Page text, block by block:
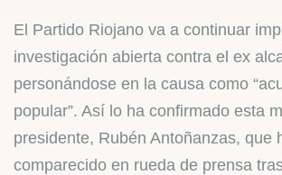
El Partido Riojano va a continuar
investigación abierta contra el ex
personándose en la causa como
popular”. Así lo ha confirmado esta
presidente, Rubén Antoñanzas, que
comparecido en rueda de prensa